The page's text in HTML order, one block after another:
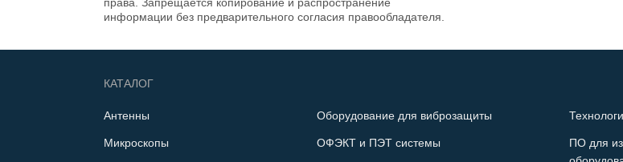
информации без предварительного согласия правообладателя.
КАТАЛОГ
Антенны
Микроскопы
Оборудование для виброзащиты
ОФЭКТ и ПЭТ системы
ПО для